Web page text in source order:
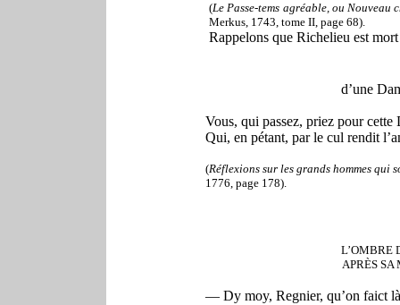
(Le Passe-tems agréable, ou Nouveau
Merkus, 1743, tome II, page 68).
Rappelons que Richelieu est
d’une
Vous, qui passez, priez pour cette
Qui, en pétant, par le cul rendit
(Réflexions sur les grands hommes qui
1776, page 178).
L’OMBRE
APRÈS SA
— Dy moy, Regnier, qu’on faict